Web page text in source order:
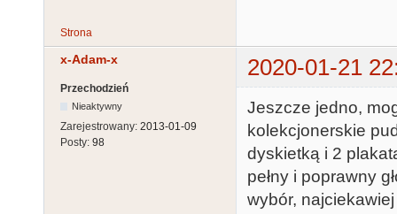
Strona
x-Adam-x 2020-01-21
Przechodzień
Nieaktywny
Zarejestrowany: 2013-01-09
Posty: 98
Jeszcze jedno,
kolekcjonerskie
dyskietką i 2
pełny i poprawny
wybór,